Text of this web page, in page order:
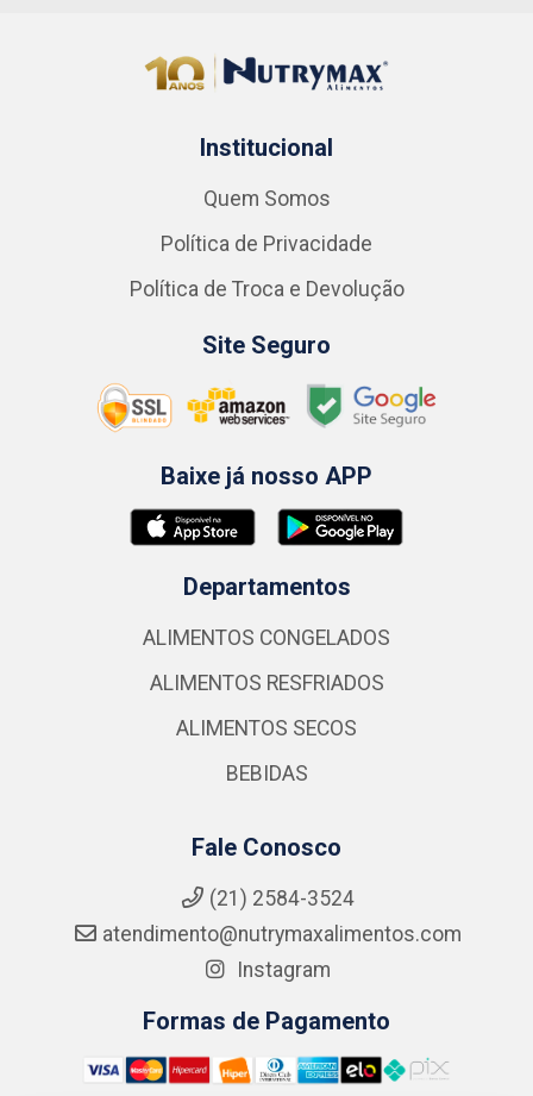
Institucional
Quem Somos
Política de Privacidade
Política de Troca e Devolução
Site Seguro
Baixe já nosso APP
Departamentos
ALIMENTOS CONGELADOS
ALIMENTOS RESFRIADOS
ALIMENTOS SECOS
BEBIDAS
Fale Conosco
(21) 2584-3524
atendimento@nutrymaxalimentos.com
Instagram
Formas de Pagamento